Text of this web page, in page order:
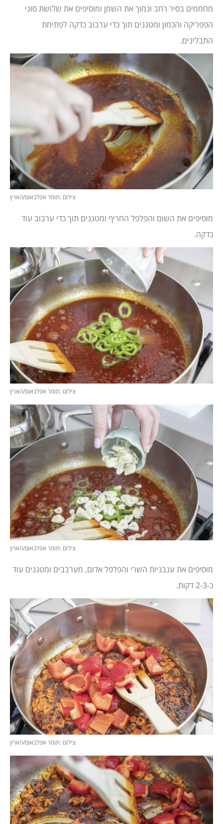
מחממים בסיר רחב ונמוך את השמן ומוסיפים את שלושת סוגי
הפפריקה והכמון ומטגנים תוך כדי ערבוב כדקה לפתיחת
התבלינים.
צילום :תומר אפלבאום/הארץ
מוסיפים את השום והפלפל החריף ומטגנים תוך כדי ערבוב עוד
כדקה.
צילום :תומר אפלבאום/הארץ
צילום :תומר אפלבאום/הארץ
מוסיפים את עגבניות השרי והפלפל אדום, מערבבים ומטגנים עוד
כ-2-3 דקות.
צילום :תומר אפלבאום/הארץ